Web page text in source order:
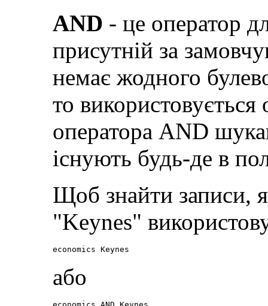
AND - це оператор
присутній за
немає жодного
то
оператора AND
існують будь-де в
Щоб знайти записи,
"Keynes"
economics Keynes
або